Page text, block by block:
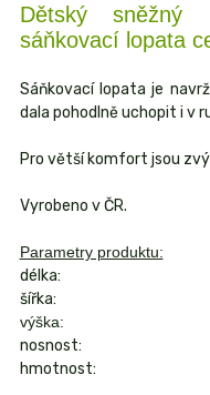
Dětský
sáňkovací lopata
Sáňkovací lopata je
dala pohodlně uchopit i v
Pro větší komfort jsou
Vyrobeno v ČR.
Parametry produktu:
délka:
šířka:
výška:
nosnost:
hmotnost: